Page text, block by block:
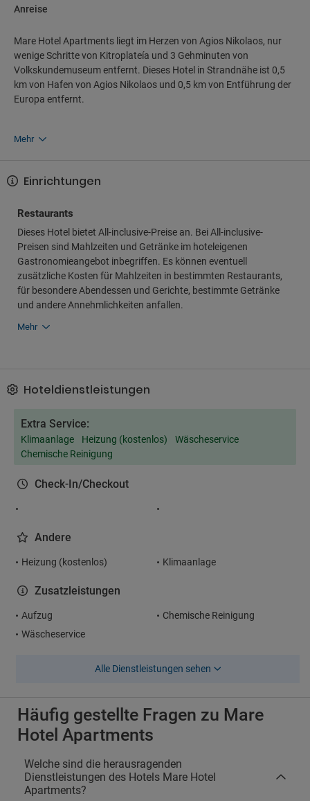
Anreise
Mare Hotel Apartments liegt im Herzen von Agios Nikolaos, nur
wenige Schritte von Kitroplateía und 3 Gehminuten von
Volkskundemuseum entfernt. Dieses Hotel in Strandnähe ist 0,5
km von Hafen von Agios Nikolaos und 0,5 km von Entführung der
Europa entfernt.
Mehr
Einrichtungen
Restaurants
Dieses Hotel bietet All-inclusive-Preise an. Bei All-inclusive-
Preisen sind Mahlzeiten und Getränke im hoteleigenen
Gastronomieangebot inbegriffen. Es können eventuell
zusätzliche Kosten für Mahlzeiten in bestimmten Restaurants,
für besondere Abendessen und Gerichte, bestimmte Getränke
und andere Annehmlichkeiten anfallen.
Mehr
Hoteldienstleistungen
Extra Service:
Klimaanlage Heizung (kostenlos)
Wäscheservice
Chemische Reinigung
Check-In/Checkout
Andere
Heizung (kostenlos) Klimaanlage
Zusatzleistungen
Aufzug
Chemische Reinigung
Wäscheservice
Alle Dienstleistungen sehen
Häufig gestellte Fragen zu Mare
Hotel Apartments
Welche sind die herausragenden
Dienstleistungen des Hotels Mare Hotel
Apartments?